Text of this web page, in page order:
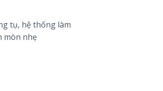
tụ, hệ thống làm
mòn nhẹ